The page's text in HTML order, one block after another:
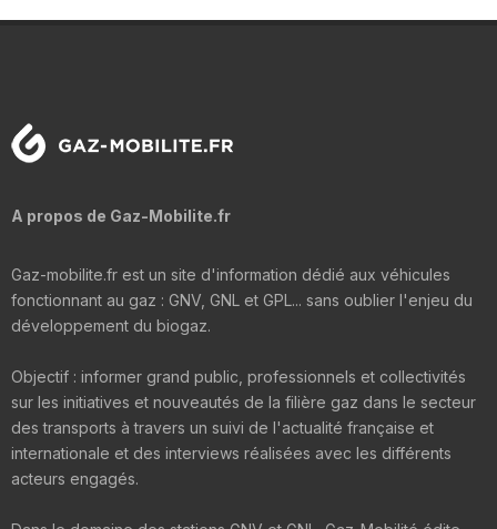
A propos de Gaz-Mobilite.fr
Gaz-mobilite.fr est un site d'information dédié aux véhicules
fonctionnant au gaz : GNV, GNL et GPL... sans oublier l'enjeu du
développement du biogaz.
Objectif : informer grand public, professionnels et collectivités
sur les initiatives et nouveautés de la filière gaz dans le secteur
des transports à travers un suivi de l'actualité française et
internationale et des interviews réalisées avec les différents
acteurs engagés.